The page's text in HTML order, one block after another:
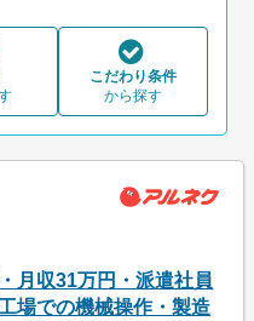
こだわり条件
から探す
月収31万円・派遣社員
場での機械操作・製造